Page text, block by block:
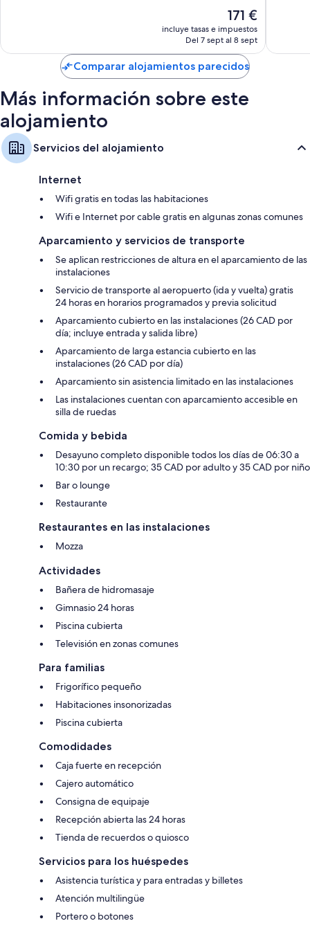
Baños con duchas y bañeras combinadas y artículos de higiene
Televisiones LCD de 43 pulgadas con canales premium
Reciclaje, frigoríficos pequeños y cafeteras y teteras
El
precio
actual
de
171 €
171 €
incluye tasas e impuestos
Del 7 sept al 8 sept
Comparar alojamientos parecidos
Más información sobre este
alojamiento
Servicios del alojamiento
Internet
Wifi gratis en todas las habitaciones
Wifi e Internet por cable gratis en algunas zonas comunes
Aparcamiento y servicios de transporte
Se aplican restricciones de altura en el aparcamiento de las
instalaciones
Servicio de transporte al aeropuerto (ida y vuelta) gratis
24 horas en horarios programados y previa solicitud
Aparcamiento cubierto en las instalaciones (26 CAD por
día; incluye entrada y salida libre)
Aparcamiento de larga estancia cubierto en las
instalaciones (26 CAD por día)
Aparcamiento sin asistencia limitado en las instalaciones
Las instalaciones cuentan con aparcamiento accesible en
silla de ruedas
Comida y bebida
Desayuno completo disponible todos los días de 06:30 a
10:30 por un recargo; 35 CAD por adulto y 35 CAD por niño
Bar o lounge
Restaurante
Restaurantes en las instalaciones
Mozza
Actividades
Bañera de hidromasaje
Gimnasio 24 horas
Piscina cubierta
Televisión en zonas comunes
Para familias
Frigorífico pequeño
Habitaciones insonorizadas
Piscina cubierta
Comodidades
Caja fuerte en recepción
Cajero automático
Consigna de equipaje
Recepción abierta las 24 horas
Tienda de recuerdos o quiosco
Servicios para los huéspedes
Asistencia turística y para entradas y billetes
Atención multilingüe
Portero o botones